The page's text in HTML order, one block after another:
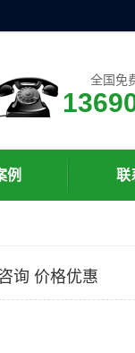
全国免
例 联
询 价格优惠